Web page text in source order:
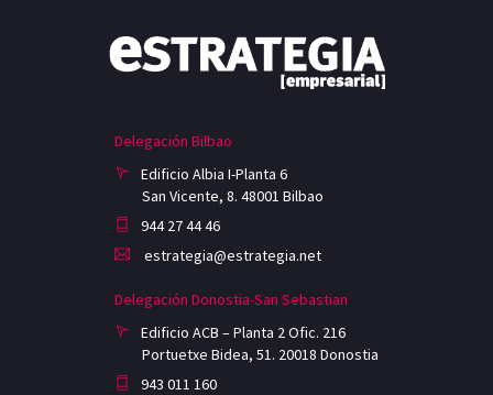
Delegación Bilbao
Edificio Albia I-Planta 6
San Vicente, 8. 48001 Bilbao
944 27 44 46
estrategia@estrategia.net
Delegación Donostia-San Sebastian
Edificio ACB – Planta 2 Ofic. 216
Portuetxe Bidea, 51. 20018 Donostia
943 011 160